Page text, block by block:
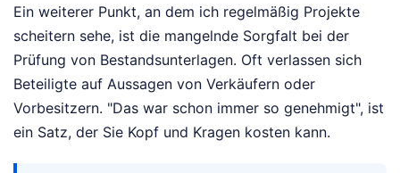
Ein weiterer Punkt, an dem ich regelmäßig Projekte
scheitern sehe, ist die mangelnde Sorgfalt bei der
Prüfung von Bestandsunterlagen. Oft verlassen sich
Beteiligte auf Aussagen von Verkäufern oder
Vorbesitzern. "Das war schon immer so genehmigt", ist
ein Satz, der Sie Kopf und Kragen kosten kann.